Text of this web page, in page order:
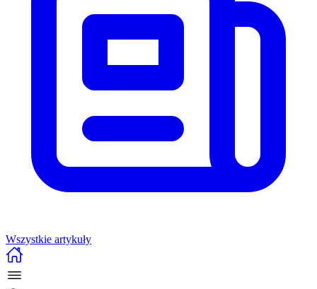
Wszystkie artykuły